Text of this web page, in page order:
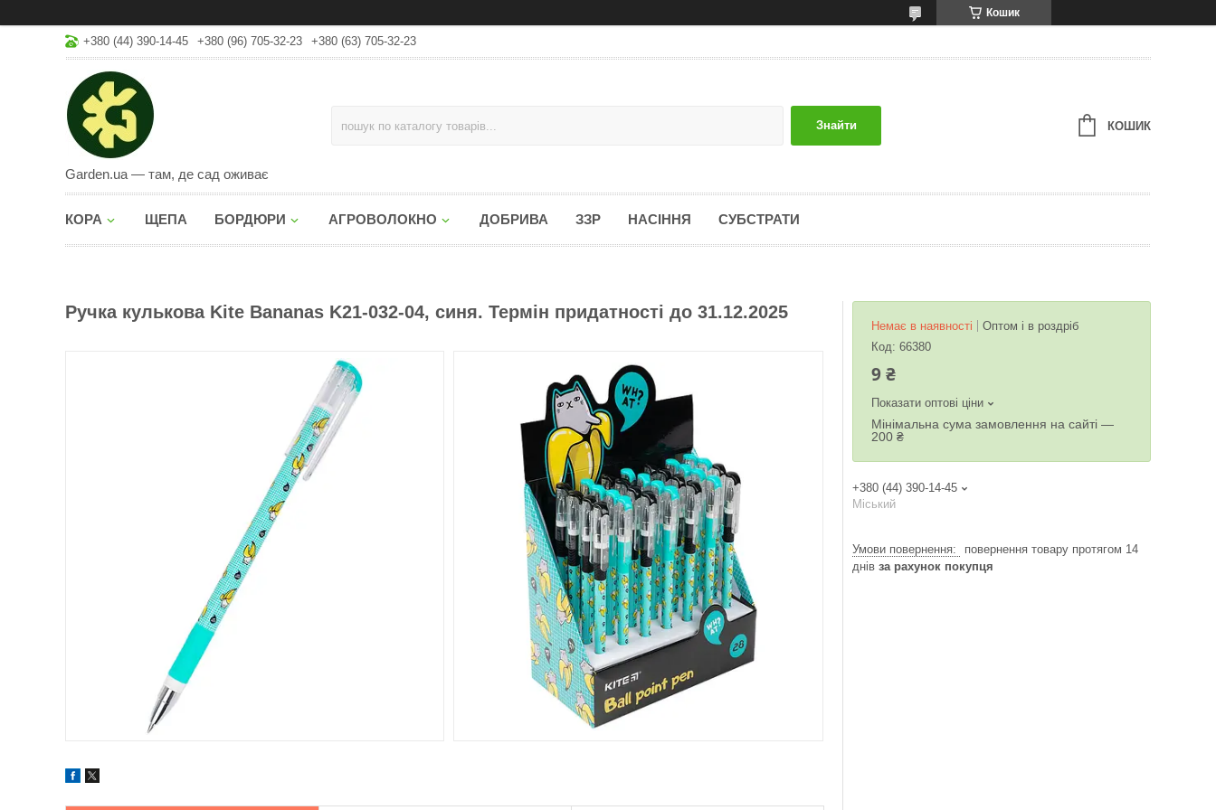
Кошик
+380 (44) 390-14-45 +380 (96) 705-32-23 +380 (63) 705-32-23
Garden.ua — там, де сад оживає
Знайти КОШИК
КОРА ЩЕПА БОРДЮРИ АГРОВОЛОКНО ДОБРИВА ЗЗР НАСІННЯ СУБСТРАТИ
Ручка кулькова Kite Bananas K21-032-04, синя. Термін придатності до 31.12.2025
Немає в наявності
Оптом і в роздріб
Код: 66380
9 ₴
Показати оптові ціни
Мінімальна сума замовлення на сайті —
200 ₴
+380 (44) 390-14-45
Міський
повернення товару протягом 14
днів за рахунок покупця